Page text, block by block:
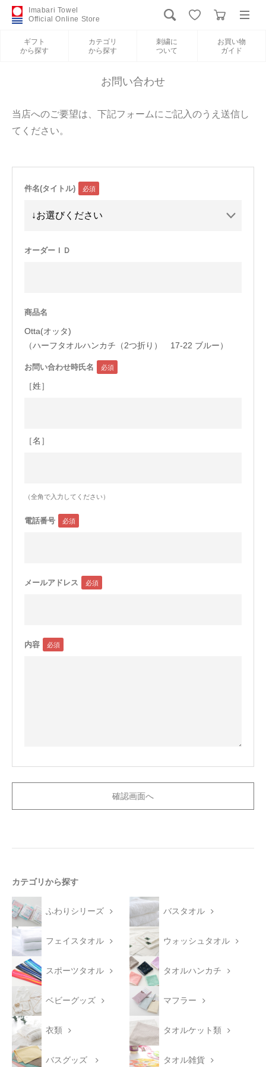
Imabari Towel
Official Online Store
ギフト
から探す
カテゴリ
から探す
刺繍に
ついて
お買い物
ガイド
新規会員登録
カテゴリから探す
お買い物ガイド
International Shipping
会員サービス
店舗リスト
ヘルプ
大量購入・法人向けの購入の方は
お問い合わせ
当店へのご要望は、下記フォームにご記入のうえ送信し
てください。
件名(タイトル)
オーダーＩＤ
商品名
Otta(オッタ)
（ハーフタオルハンカチ（2つ折り） 17-22 ブルー）
お問い合わせ時氏名
［姓］
［名］
（全角で入力してください）
電話番号
メールアドレス
内容
カテゴリから探す
ふわりシリーズ バスタオル
フェイスタオル ウォッシュタオル
スポーツタオル タオルハンカチ
ベビーグッズ マフラー
衣類 タオルケット類
バスグッズ タオル雑貨